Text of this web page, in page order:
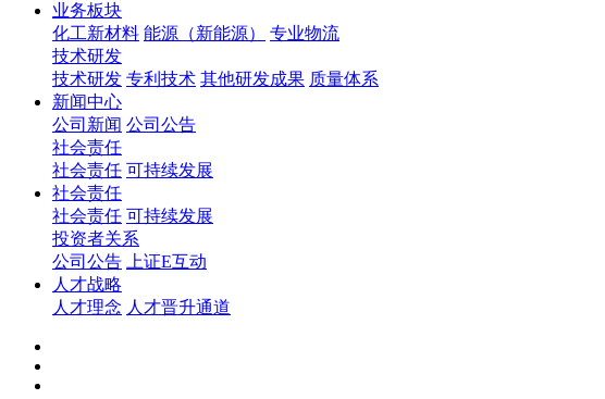
业务板块
化工新材料 能源（新能源）
专业物流
技术研发
技术研发 专利技术 其他研发成果 质量体系
新闻中心
公司新闻 公司公告
社会责任
社会责任 可持续发展
社会责任
社会责任 可持续发展
投资者关系
公司公告 上证E互动
人才战略
人才理念 人才晋升通道